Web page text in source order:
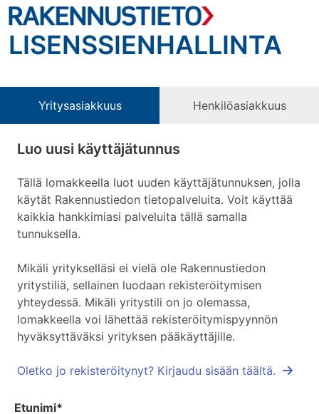
LISENSSIENHALLINTA
Yritysasiakkuus Henkilöasiakkuus
Luo uusi käyttäjätunnus
Tällä lomakkeella luot uuden käyttäjätunnuksen, jolla
käytät Rakennustiedon tietopalveluita. Voit käyttää
kaikkia hankkimiasi palveluita tällä samalla
tunnuksella.
Mikäli yritykselläsi ei vielä ole Rakennustiedon
yritystiliä, sellainen luodaan rekisteröitymisen
yhteydessä. Mikäli yritystili on jo olemassa,
lomakkeella voi lähettää rekisteröitymispyynnön
hyväksyttäväksi yrityksen pääkäyttäjille.
Oletko jo rekisteröitynyt? Kirjaudu sisään täältä.
Etunimi*